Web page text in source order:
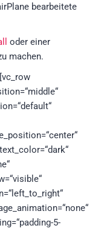
bearbeitete
oder einer
machen.
5-